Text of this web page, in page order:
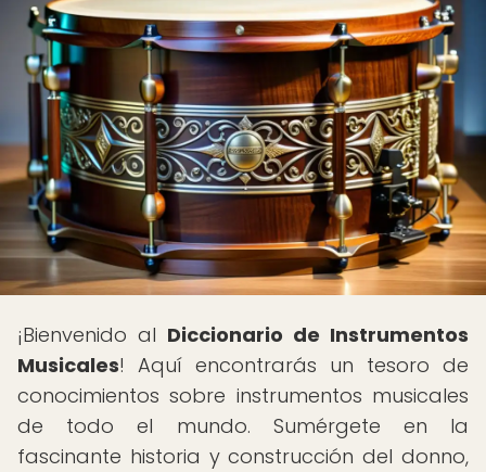
¡Bienvenido al Diccionario de Instrumentos
Musicales! Aquí encontrarás un tesoro de
conocimientos sobre instrumentos musicales
de todo el mundo. Sumérgete en la
fascinante historia y construcción del donno,